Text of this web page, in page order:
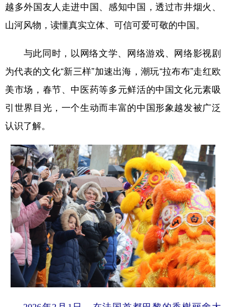
越多外国友人走进中国、感知中国，透过市井烟火、
山河风物，读懂真实立体、可信可爱可敬的中国。
与此同时，以网络文学、网络游戏、网络影视剧
为代表的文化“新三样”加速出海，潮玩“拉布布”走红欧
美市场，春节、中医药等多元鲜活的中国文化元素吸
引世界目光，一个生动而丰富的中国形象越发被广泛
认识了解。